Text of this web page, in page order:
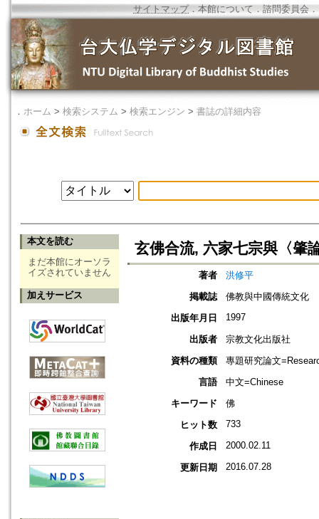
サイトマップ．本館について ． 諮問委員会 ．
． ホーム > 検索システム > 検索エンジン > 書誌の詳細内容
本文を読む
まだ本館にオーソラ
イズされていません
加えサービス
玄佛合流, 六家七宗與〈肇
著者
洪修平
掲載誌
佛教與中國傳統文化
出版年月日
1997
出版者
宗教文化出版社
資料の種類
專題研究論文
言語
中文=Chinese
キーワード
佛
ヒット数
733
作成日 2000.02.11
更新日期 2016.07.28